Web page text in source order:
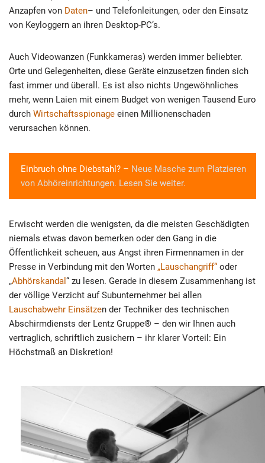
Anzapfen von Daten– und Telefonleitungen, oder den Einsatz
von Keyloggern an ihren Desktop-PC’s.
Auch Videowanzen (Funkkameras) werden immer beliebter.
Orte und Gelegenheiten, diese Geräte einzusetzen finden sich
fast immer und überall. Es ist also nichts Ungewöhnliches
mehr, wenn Laien mit einem Budget von wenigen Tausend Euro
durch Wirtschaftsspionage einen Millionenschaden
verursachen können.
Einbruch ohne Diebstahl? – Neue Masche zum Platzieren
von Abhöreinrichtungen. Lesen Sie weiter.
Erwischt werden die wenigsten, da die meisten Geschädigten
niemals etwas davon bemerken oder den Gang in die
Öffentlichkeit scheuen, aus Angst ihren Firmennamen in der
Presse in Verbindung mit den Worten „Lauschangriff“ oder
„Abhörskandal “ zu lesen. Gerade in diesem Zusammenhang ist
der völlige Verzicht auf Subunternehmer bei allen
Lauschabwehr Einsätzen der Techniker des technischen
Abschirmdiensts der Lentz Gruppe® – den wir Ihnen auch
vertraglich, schriftlich zusichern – ihr klarer Vorteil: Ein
Höchstmaß an Diskretion!